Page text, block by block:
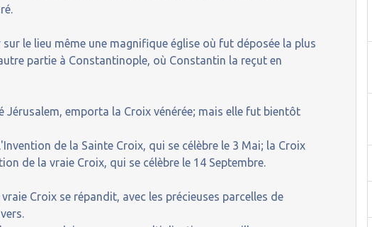
le lieu même une magnifique église où fut déposée la plus
partie à Constantinople, où Constantin la reçut en
Jérusalem, emporta la Croix vénérée; mais elle fut bientôt
de la Sainte Croix, qui se célèbre le 3 Mai; la Croix
de la vraie Croix, qui se célèbre le 14 Septembre.
Croix se répandit, avec les précieuses parcelles de